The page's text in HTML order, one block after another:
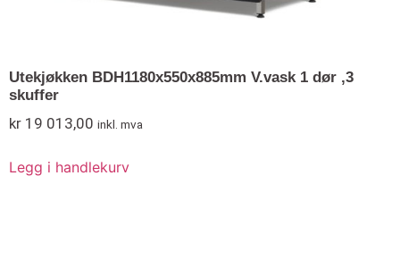
Utekjøkken BDH1180x550x885mm V.vask 1 dør ,3
skuffer
kr 19 013,00 inkl. mva
Legg i handlekurv